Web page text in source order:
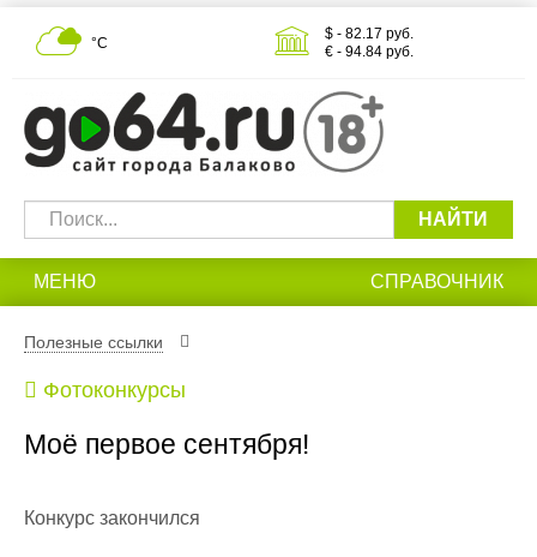
°С
$ - 82.17 руб.
€ - 94.84 руб.
НАЙТИ
МЕНЮ СПРАВОЧНИК
Полезные ссылки
Фотоконкурсы
Моё первое сентября!
Конкурс закончился